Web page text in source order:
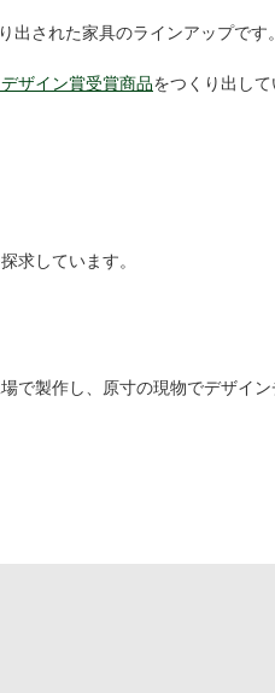
された家具のラインアップです。
ザイン賞受賞商品をつくり出して
求しています。
製作し、原寸の現物でデザイン